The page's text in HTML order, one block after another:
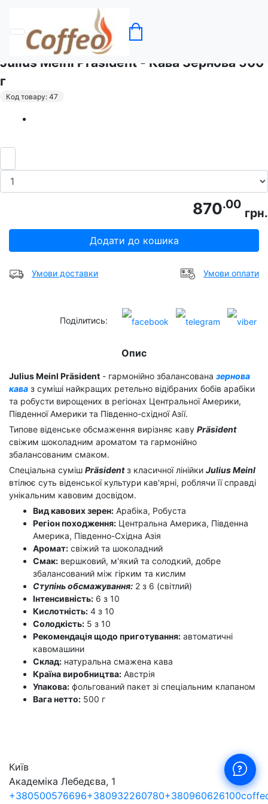
Кава зернова
Julius Meinl Prasident - Кава Зернова 500
г
Код товару: 47
870.00
грн.
Додати до кошика
Умови доставки Умови оплати
Поділитись:
Опис
Julius Meinl Präsident - гармонійно збалансована зернова
кава з суміші найкращих ретельно відібраних бобів арабіки
та робусти вирощених в регіонах Центральної Америки,
Південної Америки та Південно-східної Азії.
Типове віденське обсмаження вирізняє каву Präsident
свіжим шоколадним ароматом та гармонійно
збалансованим смаком.
Спеціальна суміш Präsidentз класичної лінійки Julius Meinl
втілює суть віденської культури кав'ярні, роблячи її справді
унікальним кавовим досвідом.
Вид кавових зерен: Арабіка, Робуста
Регіон походження: Центральна Америка, Південна
Америка, Південно-Східна Азія
Аромат: свіжий та шоколадний
Смак: вершковий, м'який та солодкий, добре
збалансований між гірким та кислим
Ступінь обсмажування: 2 з 6 (світлий)
Інтенсивність: 6 з 10
Кислотність: 4 з 10
Солодкість: 5 з 10
Рекомендація щодо приготування: автоматичні
кавомашини
Склад: натуральна смажена кава
Країна виробництва: Австрія
Упакова: фольгований пакет зі спеціальним клапаном
Вага нетто: 500 г
Київ
Академіка Лебедєва, 1
+380500576696+380932260780+380960626100